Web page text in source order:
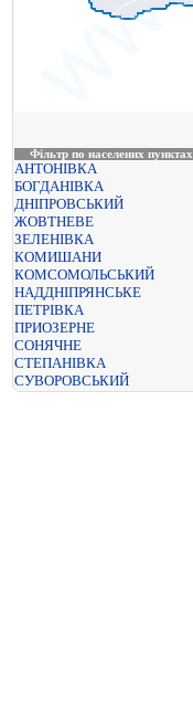
Фільтр по населених пунктах
АНТОНІВКА
БОГДАНІВКА
ДНІПРОВСЬКИЙ
ЖОВТНЕВЕ
ЗЕЛЕНІВКА
КОМИШАНИ
КОМСОМОЛЬСЬКИЙ
НАДДНІПРЯНСЬКЕ
ПЕТРІВКА
ПРИОЗЕРНЕ
СОНЯЧНЕ
СТЕПАНІВКА
СУВОРОВСЬКИЙ